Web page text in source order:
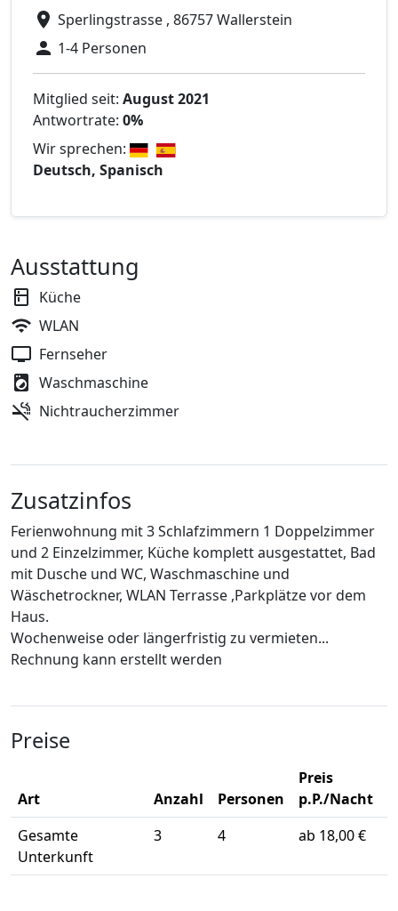
Sperlingstrasse , 86757 Wallerstein
1-4 Personen
Mitglied seit: August 2021
Antwortrate: 0%
Wir sprechen:
Deutsch, Spanisch
Ausstattung
Küche
WLAN
Fernseher
Waschmaschine
Nichtraucherzimmer
Zusatzinfos
Ferienwohnung mit 3 Schlafzimmern 1 Doppelzimmer
und 2 Einzelzimmer, Küche komplett ausgestattet, Bad
mit Dusche und WC, Waschmaschine und
Wäschetrockner, WLAN Terrasse ,Parkplätze vor dem
Haus.
Wochenweise oder längerfristig zu vermieten...
Rechnung kann erstellt werden
Preise
Art Anzahl Personen
Preis
p.P./Nacht
Gesamte
Unterkunft
3 4 ab 18,00 €